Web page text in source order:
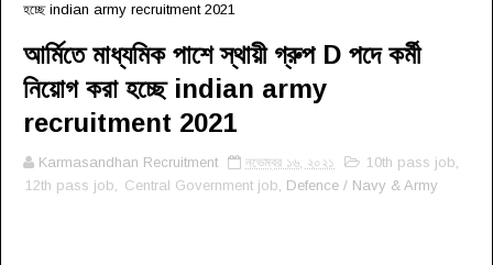
হচ্ছে indian army recruitment 2021
আর্মিতে মাধ্যমিক পাশে স্থায়ী গ্রুপ D পদে কর্মী
নিয়োগ করা হচ্ছে indian army
recruitment 2021
Karmasandhan Recruitment নভেম্বর ১৬, ২০২১ 10th pass job
12th pass job
Central Government job , Defence / Navy & Army